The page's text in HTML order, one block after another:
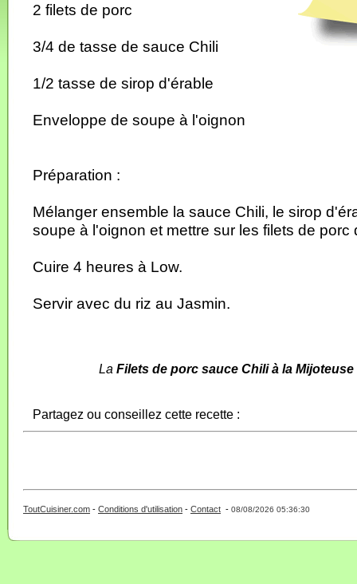
2 filets de porc
3/4 de tasse de sauce Chili
1/2 tasse de sirop d'érable
Enveloppe de soupe à l'oignon
Préparation :
Mélanger ensemble la sauce Chili, le sirop
soupe à l'oignon et mettre sur les filets de porc
Cuire 4 heures à Low.
Servir avec du riz au Jasmin.
La Filets de porc sauce Chili à la Mijoteuse
Partagez ou conseillez cette recette :
ToutCuisiner.com - Conditions d'utilisation - Contact - 08/08/2026 05:36:30